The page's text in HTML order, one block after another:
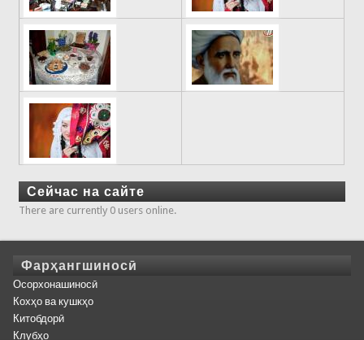
Сейчас на сайте
There are currently 0 users online.
Фарҳангшиносӣ
Осорхонашиносӣ
Кохҳо ва кушкҳо
Китобдорӣ
Клубҳо